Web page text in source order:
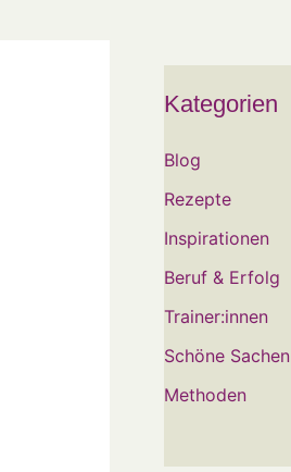
Kategorien
Blog
Rezepte
Inspirationen
Beruf & Erfolg
Trainer:innen
Schöne Sachen
Methoden